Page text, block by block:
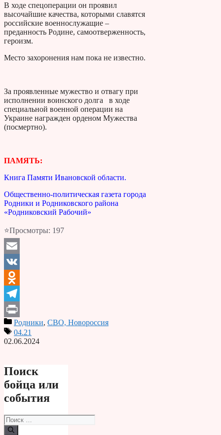
В ходе спецоперации он проявил
высочайшие качества, которыми славятся
российские военнослужащие –
преданность Родине, самоотверженность,
героизм.
Место захоронения нам пока не известно.
За проявленные мужество и отвагу при
исполнении воинского долга в ходе
специальной военной операции на
Украине награжден орденом Мужества
(посмертно).
ПАМЯТЬ:
Книга Памяти Ивановской области.
Общественно-политическая газета города
Родники и Родниковского района
«Родниковский Рабочий»
⭐Просмотры: 197
Email
VK
Odnoklassniki
Telegram
PrintРодники, СВО, Новороссия
04.21
02.06.2024
Поиск
бойца или
события
Поиск: